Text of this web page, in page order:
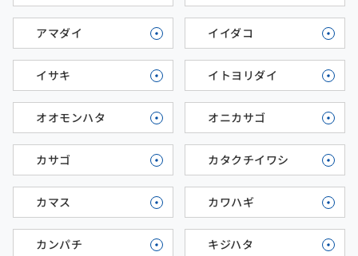
アマダイ イイダコ
イサキ イトヨリダイ
オオモンハタ オニカサゴ
カサゴ カタクチイワシ
カマス カワハギ
カンパチ キジハタ